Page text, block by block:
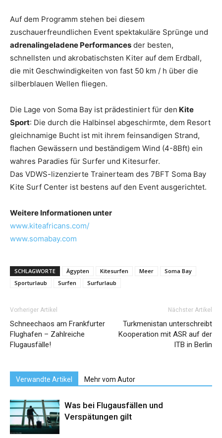
Auf dem Programm stehen bei diesem
zuschauerfreundlichen Event spektakuläre Sprünge und
adrenalingeladene Performances der besten,
schnellsten und akrobatischsten Kiter auf dem Erdball,
die mit Geschwindigkeiten von fast 50 km / h über die
silberblauen Wellen fliegen.
Die Lage von Soma Bay ist prädestiniert für den Kite
Sport: Die durch die Halbinsel abgeschirmte, dem Resort
gleichnamige Bucht ist mit ihrem feinsandigen Strand,
flachen Gewässern und beständigem Wind (4-8Bft) ein
wahres Paradies für Surfer und Kitesurfer.
Das VDWS-lizenzierte Trainerteam des 7BFT Soma Bay
Kite Surf Center ist bestens auf den Event ausgerichtet.
Weitere Informationen unter
www.kiteafricans.com/
www.somabay.com
SCHLAGWORTE Ägypten Kitesurfen Meer
Soma Bay
Sporturlaub
Surfen Surfurlaub
Vorheriger Artikel
Schneechaos am Frankfurter
Flughafen – Zahlreiche
Flugausfälle!
Nächster Artikel
Turkmenistan unterschreibt
Kooperation mit ASR auf der
ITB in Berlin
Verwandte Artikel Mehr vom Autor
Was bei Flugausfällen und
Verspätungen gilt